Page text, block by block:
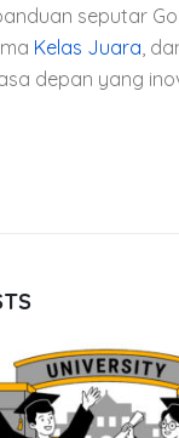
seputar
Kelas Juara ,
depan yang